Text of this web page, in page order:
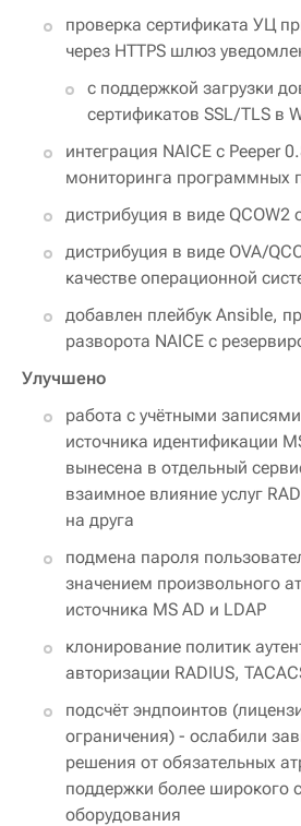
проверка сертификата УЦ
через HTTPS шлюз
с поддержкой загрузки
сертификатов SSL/TLS в
интеграция NAICE с Peeper
мониторинга программных
дистрибуция в виде QCOW2
дистрибуция в виде OVA/
качестве операционной
добавлен плейбук Ansible,
разворота NAICE с
Улучшено
работа с учётными
источника идентификации
вынесена в отдельный
взаимное влияние услуг
на друга
подмена пароля
значением произвольного
источника MS AD и LDAP
клонирование политик
авторизации RADIUS,
подсчёт эндпоинтов
ограничения) - ослабили
решения от обязательных
поддержки более широкого
оборудования